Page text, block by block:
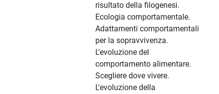
risultato della filogenesi.
Ecologia comportamentale.
Adattamenti comportamentali
per la sopravvivenza.
L'evoluzione del
comportamento alimentare.
Scegliere dove vivere.
L'evoluzione della